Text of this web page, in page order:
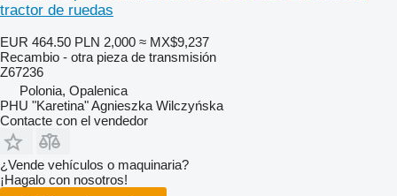
tractor de ruedas
EUR 464.50 PLN 2,000 ≈ MX$9,237
Recambio - otra pieza de transmisión
Z67236
Polonia, Opalenica
PHU "Karetina" Agnieszka Wilczyńska
Contacte con el vendedor
¿Vende vehículos o maquinaria?
¡Hagalo con nosotros!